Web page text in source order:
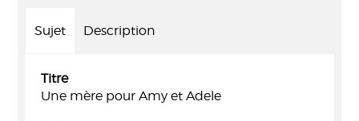
Sujet Description
Titre
Une mère pour Amy et Adele